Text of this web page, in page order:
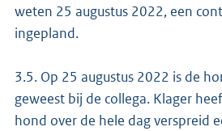
weten 25 augustus 2022, een
ingepland.
3.5. Op 25 augustus 2022 is de
geweest bij de collega. Klager
hond over de hele dag verspreid